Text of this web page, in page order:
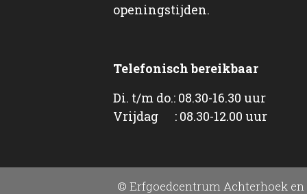
openingstijden.
Telefonisch bereikbaar
Di. t/m do.: 08.30-16.30 uur
Vrijdag : 08.30-12.00 uur
© Erfgoedcentrum Achterhoek en